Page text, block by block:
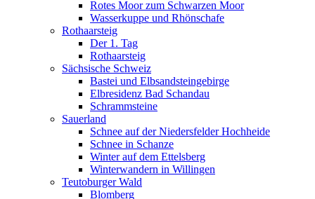
Rotes Moor zum Schwarzen Moor
Wasserkuppe und Rhönschafe
Rothaarsteig
Der 1. Tag
Rothaarsteig
Sächsische Schweiz
Bastei und Elbsandsteingebirge
Elbresidenz Bad Schandau
Schrammsteine
Sauerland
Schnee auf der Niedersfelder Hochheide
Schnee in Schanze
Winter auf dem Ettelsberg
Winterwandern in Willingen
Teutoburger Wald
Blomberg